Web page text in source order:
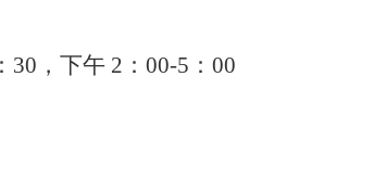
： 30 ，下午 2 ： 00-5 ： 00